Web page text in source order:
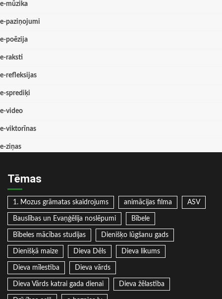
e-mūzika
e-paziņojumi
e-poēzija
e-raksti
e-refleksijas
e-sprediķi
e-video
e-viktorīnas
e-ziņas
Tēmas
1. Mozus grāmatas skaidrojums animācijas filma ASV
Bauslības un Evaņģēlija noslēpumi Bībele
Bībeles mācības studijas Dienišķo lūgšanu gads
Dienišķā maize Dieva Dēls Dieva likums
Dieva mīlestība Dieva vārds
Dieva Vārds katrai gada dienai Dieva žēlastība